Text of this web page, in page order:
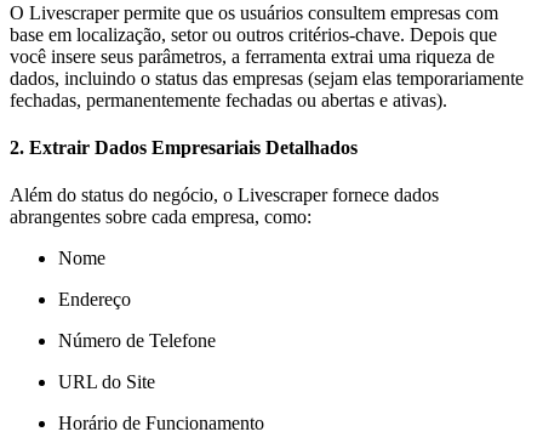
O Livescraper permite que os usuários consultem empresas com
base em localização, setor ou outros critérios-chave. Depois que
você insere seus parâmetros, a ferramenta extrai uma riqueza de
dados, incluindo o status das empresas (sejam elas temporariamente
fechadas, permanentemente fechadas ou abertas e ativas).
2. Extrair Dados Empresariais Detalhados
Além do status do negócio, o Livescraper fornece dados
abrangentes sobre cada empresa, como:
Nome
Endereço
Número de Telefone
URL do Site
Horário de Funcionamento